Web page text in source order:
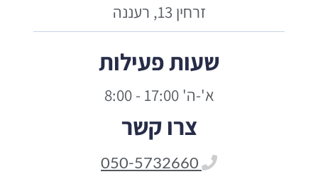
זרחין 13, רעננה
שעות פעילות
א'-ה' 17:00 - 8:00
צרו קשר